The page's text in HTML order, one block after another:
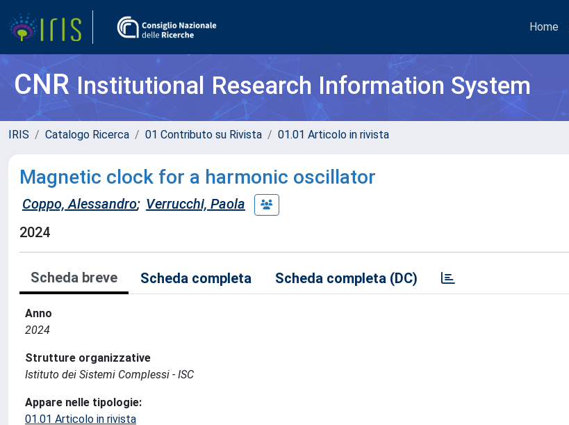
Home
CNRInstitutional Research Information System
IRIS Catalogo Ricerca 01 Contributo su Rivista 01.01 Articolo in rivista
Magnetic clock for a harmonic oscillator
Coppo, Alessandro; Verrucchi, Paola
2024
Scheda breve Scheda completa Scheda completa (DC)
Anno
2024
Strutture organizzative
Istituto dei Sistemi Complessi - ISC
Appare nelle tipologie:
01.01 Articolo in rivista